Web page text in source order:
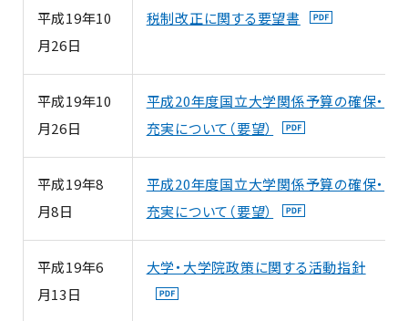
平成19年10
月26日
税制改正に関する要望書
平成19年10
月26日
平成20年度国立大学関係予算の確保・
充実について（要望）
平成19年8
月8日
平成20年度国立大学関係予算の確保・
充実について（要望）
平成19年6
月13日
大学・大学院政策に関する活動指針